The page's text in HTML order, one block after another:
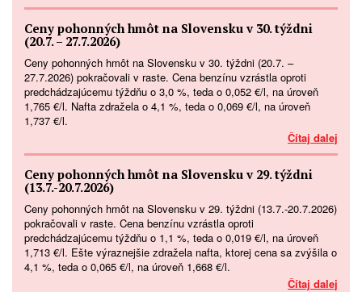
Ceny pohonných hmôt na Slovensku v 30. týždni
(20.7. – 27.7.2026)
Ceny pohonných hmôt na Slovensku v 30. týždni (20.7. –
27.7.2026) pokračovali v raste. Cena benzínu vzrástla oproti
predchádzajúcemu týždňu o 3,0 %, teda o 0,052 €/l, na úroveň
1,765 €/l. Nafta zdražela o 4,1 %, teda o 0,069 €/l, na úroveň
1,737 €/l.
Čítaj dalej
Ceny pohonných hmôt na Slovensku v 29. týždni
(13.7.-20.7.2026)
Ceny pohonných hmôt na Slovensku v 29. týždni (13.7.-20.7.2026)
pokračovali v raste. Cena benzínu vzrástla oproti
predchádzajúcemu týždňu o 1,1 %, teda o 0,019 €/l, na úroveň
1,713 €/l. Ešte výraznejšie zdražela nafta, ktorej cena sa zvýšila o
4,1 %, teda o 0,065 €/l, na úroveň 1,668 €/l.
Čítaj dalej